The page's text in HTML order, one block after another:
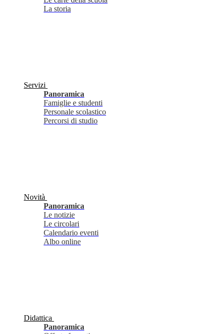
La storia
Servizi
Panoramica
Famiglie e studenti
Personale scolastico
Percorsi di studio
Novità
Panoramica
Le notizie
Le circolari
Calendario eventi
Albo online
Didattica
Panoramica